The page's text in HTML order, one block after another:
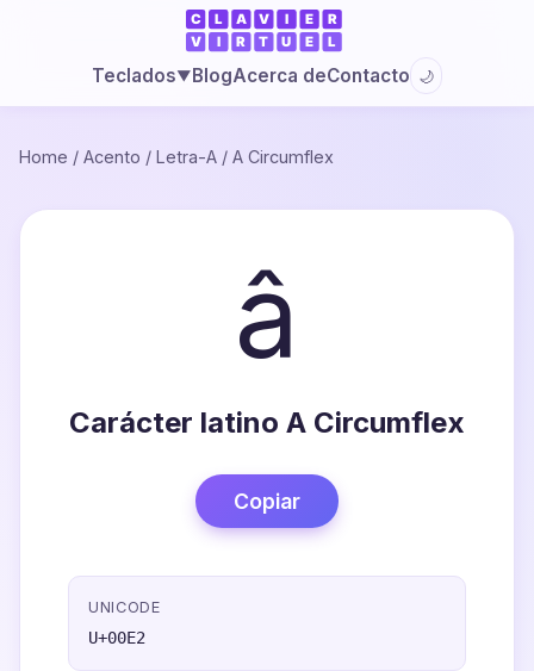
Teclados▼BlogAcerca deContacto 🌙
Home / Acento / Letra-A / A Circumflex
â
Carácter latino A Circumflex
Copiar
UNICODE
U+00E2